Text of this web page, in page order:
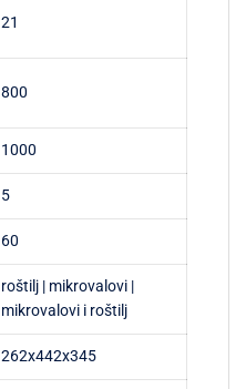
21
800
1000
5
60
roštilj | mikrovalovi |
mikrovalovi i roštilj
262x442x345